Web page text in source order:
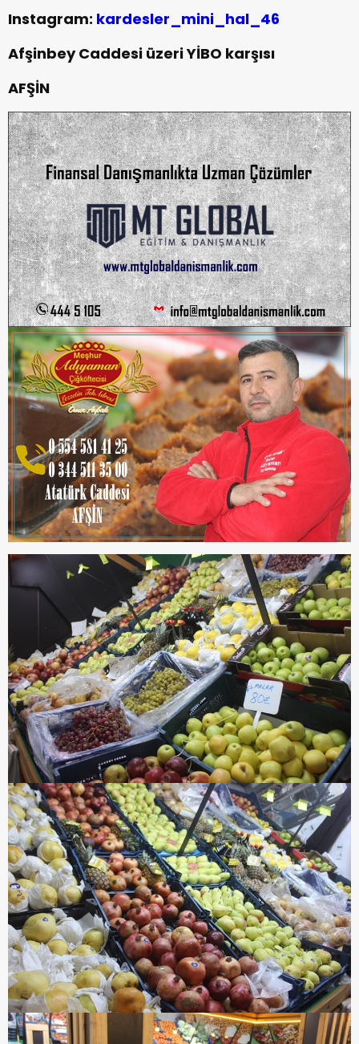
Instagram: kardesler_mini_hal_46
Afşinbey Caddesi üzeri YİBO karşısı
AFŞİN